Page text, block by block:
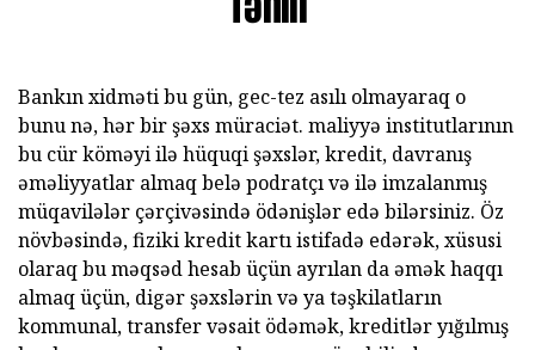
Bankın xidməti bu gün, gec-tez asılı olmayaraq o
bunu nə, hər bir şəxs müraciət. maliyyə institutlarının
bu cür köməyi ilə hüquqi şəxslər, kredit, davranış
əməliyyatlar almaq belə podratçı və ilə imzalanmış
müqavilələr çərçivəsində ödənişlər edə bilərsiniz. Öz
növbəsində, fiziki kredit kartı istifadə edərək, xüsusi
olaraq bu məqsəd hesab üçün ayrılan da əmək haqqı
almaq üçün, digər şəxslərin və ya təşkilatların
kommunal, transfer vəsait ödəmək, kreditlər yığılmış